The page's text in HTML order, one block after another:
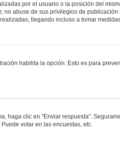
por el usuario o la posición del
abuse de sus privilegios de
llegando incluso a tomar
habilita la opción. Esto es para
haga clic en "Enviar respuesta".
votar en las encuestas, etc.